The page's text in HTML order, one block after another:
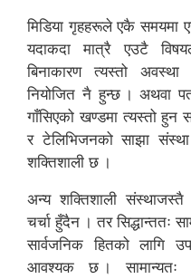
मिडिया गृहहरूले एकै समयमा
यदाकदा मात्रै एउटै
बिनाकारण त्यस्तो
नियोजित नै हुन्छ । अथवा
गाँसिएको खण्डमा त्यस्तो हुन
र टेलिभिजनको साझा
शक्तिशाली छ ।
अन्य शक्तिशाली संस्थाजस्तै
चर्चा हुँदैन । तर सिद्धान्ततः
सार्वजनिक हितको लागि
आवश्यक छ । सामान्यतः